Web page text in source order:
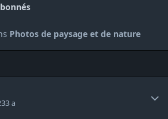
Photos de paysage et de nature
3 a